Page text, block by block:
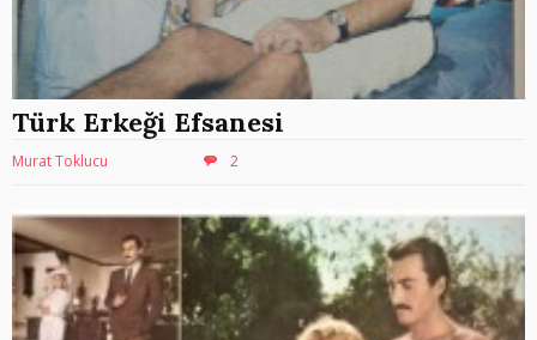
Türk Erkeği Efsanesi
Murat Toklucu 2